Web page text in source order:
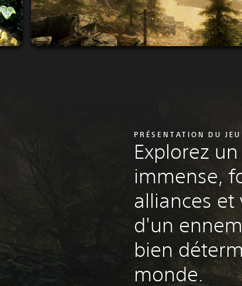
PRÉSENTATION DU JEU
Explorez
immense,
alliances et
d'un
bien
monde.